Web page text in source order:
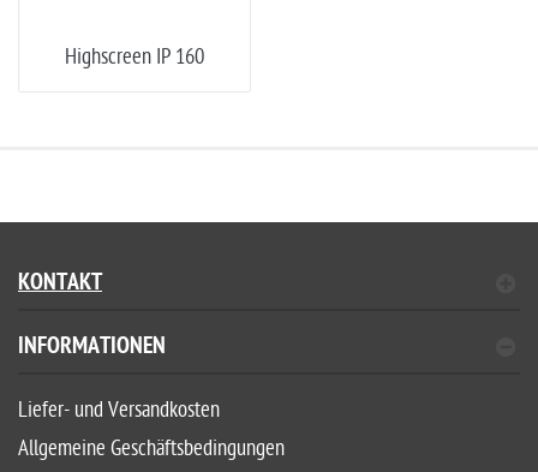
Highscreen IP 160
KONTAKT
INFORMATIONEN
Liefer- und Versandkosten
Allgemeine Geschäftsbedingungen